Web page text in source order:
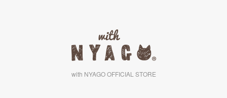
with NYAGO OFFICIAL STORE